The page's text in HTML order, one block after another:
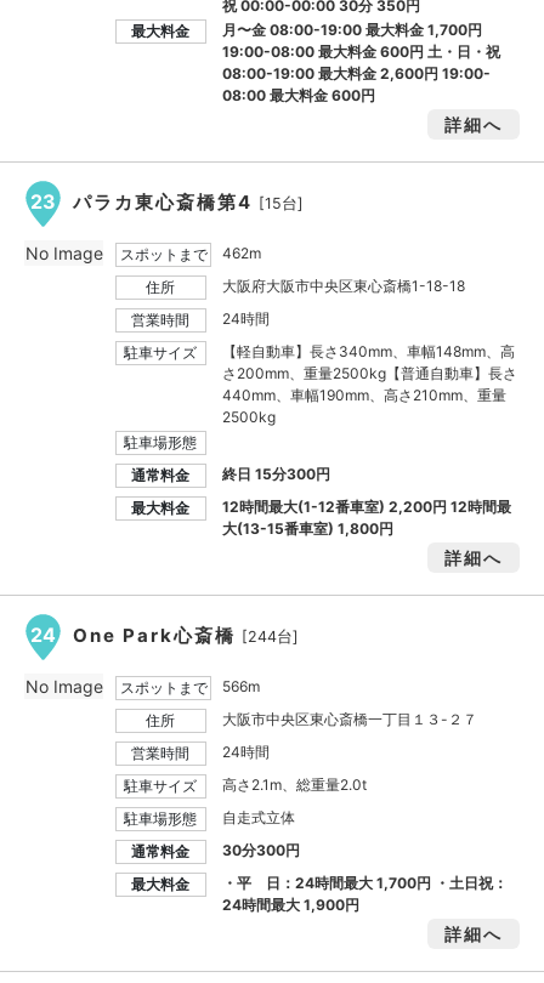
祝 00:00-00:00 30分 350円
最大料金
月〜金 08:00-19:00 最大料金1,700円
19:00-08:00 最大料金600円 土・日・祝
08:00-19:00 最大料金2,600円19:00-
08:00 最大料金600円
詳細へ
23 パラカ東心斎橋第4 [15台]
スポットまで
462m
住所
大阪府大阪市中央区東心斎橋1-18-18
営業時間
24時間
駐車サイズ
【軽自動車】長さ340mm、車幅148mm、高
さ200mm、重量2500kg【普通自動車】長さ
440mm、車幅190mm、高さ210mm、重量
2500kg
駐車場形態
通常料金
終日 15分300円
最大料金
12時間最大(1-12番車室)2,200円12時間最
大(13-15番車室)1,800円
詳細へ
No Image
24 One Park心斎橋 [244台]
スポットまで
566m
住所
大阪市中央区東心斎橋一丁目１３-２７
営業時間
24時間
駐車サイズ
高さ2.1m、総重量2.0t
駐車場形態
自走式立体
通常料金
30分300円
最大料金
・平 日：24時間最大1,700円 ・土日祝：
24時間最大1,900円
詳細へ
No Image